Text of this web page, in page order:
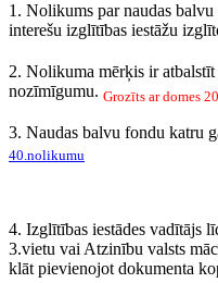
1. Nolikums par naudas
interešu izglītības iestāžu
2. Nolikuma mērķis ir
nozīmīgumu. Grozīts ar domes
3. Naudas balvu fondu katru
40.nolikumu
4. Izglītības iestādes vadītājs
3.vietu vai Atzinību valsts
klāt pievienojot dokumenta